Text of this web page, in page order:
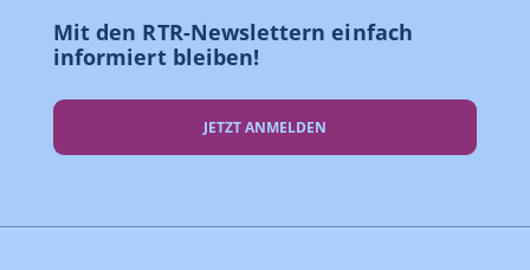
Mit den RTR-Newslettern einfach
informiert bleiben!
JETZT ANMELDEN